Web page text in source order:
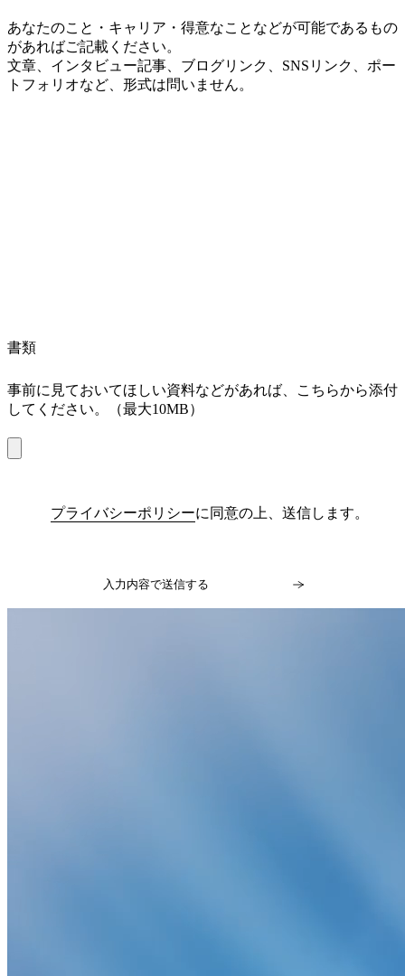
あなたのこと・キャリア・得意なことなどが可能であるもの
があればご記載ください。
文章、インタビュー記事、ブログリンク、SNSリンク、ポー
トフォリオなど、形式は問いません。
書類
事前に見ておいてほしい資料などがあれば、こちらから添付
してください。（最大10MB）
プライバシーポリシーに同意の上、送信します。
入力内容で送信する